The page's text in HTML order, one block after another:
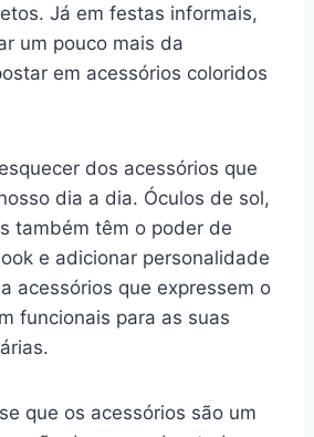
Já em festas informais,
um pouco mais da
em acessórios coloridos
dos acessórios que
dia a dia. Óculos de sol,
também têm o poder de
e adicionar personalidade
acessórios que expressem o
funcionais para as suas
que os acessórios são um